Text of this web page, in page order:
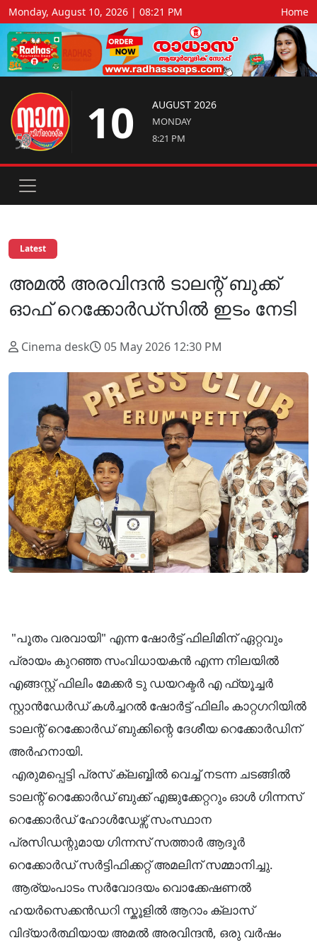
Monday, August 10, 2026 | 08:21 PM Home
10 AUGUST 2026
MONDAY
8:21 PM
Latest
അമൽ അരവിന്ദൻ ടാലന്റ് ബുക്ക്
ഓഫ് റെക്കോർഡ്സിൽ ഇടം നേടി
Cinema desk 05 May 2026 12:30 PM
"പൂതം വരവായി" എന്ന ഷോർട്ട് ഫിലിമിന് ഏറ്റവും
പ്രായം കുറഞ്ഞ സംവിധായകൻ എന്ന നിലയിൽ
എങ്ങസ്റ്റ് ഫിലിം മേക്കർ ടു ഡയറക്ടർ എ ഫ്യൂച്ചർ
സ്റ്റാൻഡേർഡ് കൾച്ചറൽ ഷോർട്ട് ഫിലിം കാറ്റഗറിയിൽ
ടാലന്റ് റെക്കോർഡ് ബുക്കിന്റെ ദേശീയ റെക്കോർഡിന്
അർഹനായി.
എരുമപ്പെട്ടി പ്രസ് ക്ലബ്ബിൽ വെച്ച് നടന്ന ചടങ്ങിൽ
ടാലന്റ് റെക്കോർഡ് ബുക്ക് എജുക്കേറ്ററും ഓൾ ഗിന്നസ്
റെക്കോർഡ് ഹോൾഡേഴ്സ് സംസ്ഥാന
പ്രസിഡന്റുമായ ഗിന്നസ് സത്താർ ആദൂർ
റെക്കോർഡ് സർട്ടിഫിക്കറ്റ് അമലിന് സമ്മാനിച്ചു.
ആര്യംപാടം സർവോദയം വൊക്കേഷണൽ
ഹയർസെക്കൻഡറി സ്കൂളിൽ ആറാം ക്ലാസ്
വിദ്യാർത്ഥിയായ അമൽ അരവിന്ദൻ, ഒരു വർഷം